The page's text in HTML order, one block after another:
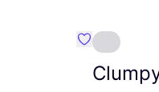
Favoritos